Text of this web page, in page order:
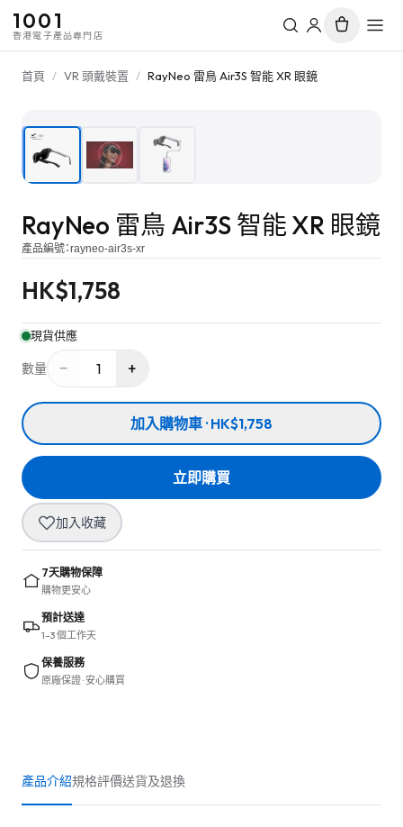
1001
香港電子產品專門店
首頁 / VR 頭戴裝置 / RayNeo 雷鳥 Air3S 智能 XR 眼鏡
RayNeo 雷鳥 Air3S 智能 XR 眼鏡
產品編號：rayneo-air3s-xr
HK$1,758
現貨供應
數量 − 1 +
加入購物車 · HK$1,758
立即購買
加入收藏
7天購物保障
購物更安心
預計送達
1–3 個工作天
保養服務
原廠保證 · 安心購買
產品介紹規格評價送貨及退換